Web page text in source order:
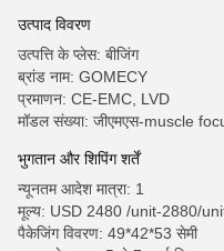
उत्पाद विवरण
उत्पत्ति के प्लेस: बीजिंग
ब्रांड नाम: GOMECY
प्रमाणन: CE-EMC, LVD
मॉडल संख्या: जीएमएस-muscle
भुगतान और शिपिंग शर्तें
न्यूनतम आदेश मात्रा: 1
मूल्य: USD 2480 /unit-2880/
पैकेजिंग विवरण: 49*42*53 सेमी